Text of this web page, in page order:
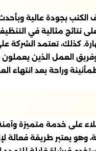
بجودة عالية
نتائج مثالية في
كذلك، تعتمد الشركة
العمل الذين يعملون
وراحة بعد انتهاء
على خدمة متميزة وآمنة.
يعتبر طريقة فعالة